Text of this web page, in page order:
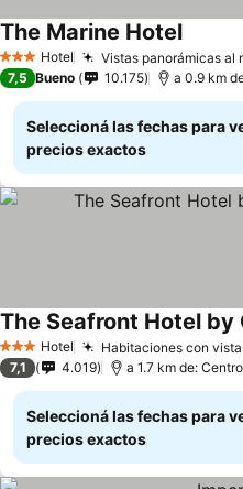
3 Estrellas
Hotel Vistas panorámicas al
The Marine Hotel
7,5 Bueno 10.175
Seleccioná las fechas para
precios exactos
3 Estrellas
Hotel Habitaciones con
The Seafront Hotel
7,1 4.019 a 1.7 km de:
Seleccioná las fechas para
precios exactos